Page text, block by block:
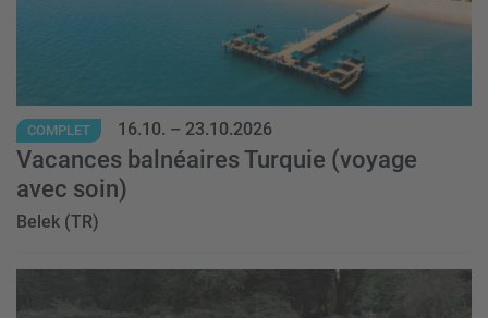
COMPLET 16.10. – 23.10.2026
Vacances balnéaires Turquie (voyage
avec soin)
Belek (TR)